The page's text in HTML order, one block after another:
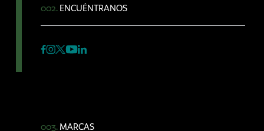
002. ENCUÉNTRANOS
003. MARCAS